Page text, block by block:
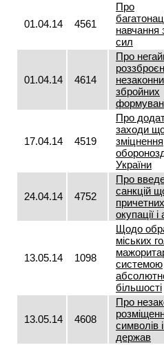
01.04.14 4561
Про
навчання
сил
01.04.14 4614
Про
збройних
17.04.14 4519
Про
заходи
зміцнення
України
24.04.14 4752
Про
санкцій
окупації і
13.05.14 1098
Щодо
міських
системою
більшості
13.05.14 4608
Про
символів
держав